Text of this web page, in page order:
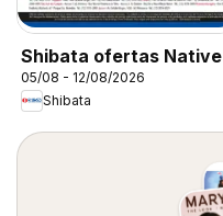
Shibata ofertas Native
05/08 - 12/08/2026
Shibata